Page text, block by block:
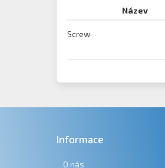
Název
Screw
Informace
O nás